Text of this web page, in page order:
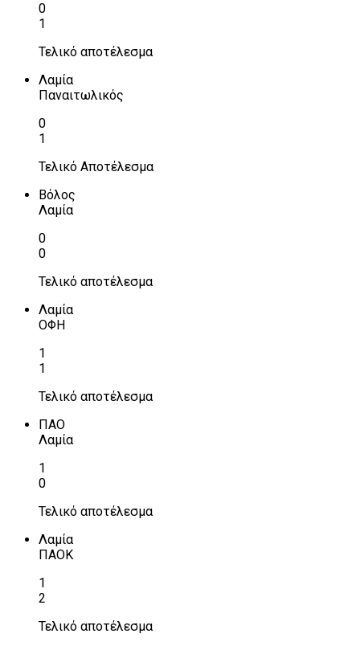
0
1
Τελικό αποτέλεσμα
Λαμία
Παναιτωλικός
0
1
Τελικό Αποτέλεσμα
Βόλος
Λαμία
0
0
Τελικό αποτέλεσμα
Λαμία
ΟΦΗ
1
1
Τελικό αποτέλεσμα
ΠΑΟ
Λαμία
1
0
Τελικό αποτέλεσμα
Λαμία
ΠΑΟΚ
1
2
Τελικό αποτέλεσμα